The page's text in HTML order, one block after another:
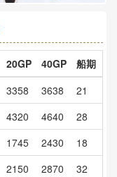
20GP 40GP
船期
3358 3638
21
4320 4640
28
1745 2430
18
2150 2870
32